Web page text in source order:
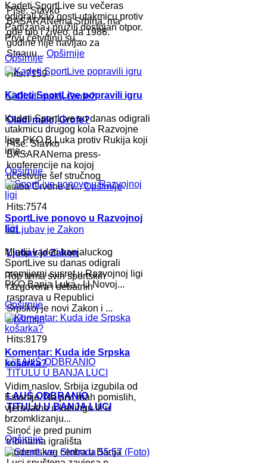
Piše: Slavko
BASARANema Srbina, ma
gde bio i živeo, da 1986.
godine nije navijao za
Steauu... Opširnije
Hits:7159
Oladi malo, Grofe?
Piše: Slavko
BASARANema press-
konferencije na kojoj
učestvuje šef stručnog
štaba Crvene zv...Opširnije
Hits:7574
Ljubav je Zakon
Top tema svih sportskih
razgovora i debatnih
rasprava u Republici
Srpskoj je novi Zakon i ...
Opširnije
Hits:8179
LAUŠ ODBRANIO
TITULU U BANJA LUCI
Sinoć je pred punim
tribinama igrališta
studentskog centra u Banja
Kadeti SportLive su večeras
odigrali kao gosti utakmicu protiv
Partizana i pružili dostojan otpor.
Prvu četvrtinu su...
Opširnije
Kadeti SportLive popravili igru
Kadeti SportLive su danas odigrali
utakmicu drugog kola Razvojne
lige PKO B.Luka protiv Rukija koji
ima...
Opširnije
SportLive ponovo u Razvojnoj
ligi
Mladji kadeti banjaluckog
SportLive su danas odigrali
premijerni susret u Razvojnoj ligi
PKO Banja Luka. U Novoj...
Opširnije
Komentar: Kuda ide Srpska
košarka?
Vidim naslov, Srbija izgubila od
Estonije. Na prvi mah pomislih,
vjerovatno u karlingu ili u
brzomklizanju...
Opširnije